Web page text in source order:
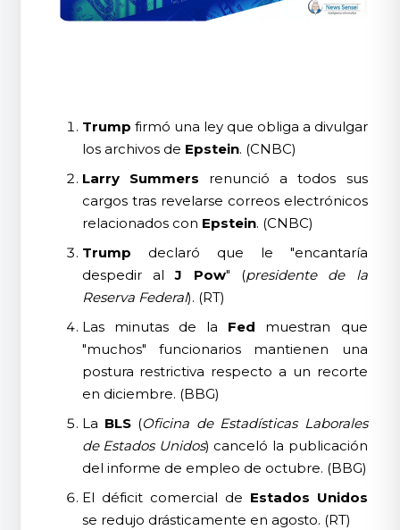
Trump firmó una ley que obliga a divulgar
los archivos de Epstein. (CNBC)
Larry Summers renunció a todos sus
cargos tras revelarse correos electrónicos
relacionados con Epstein. (CNBC)
Trump declaró que le "encantaría
despedir alJ Pow" (presidente de la
Reserva Federal). (RT)
Las minutas de la Fed muestran que
"muchos" funcionarios mantienen una
postura restrictiva respecto a un recorte
en diciembre. (BBG)
La BLS(Oficina de Estadísticas Laborales
de Estados Unidos) canceló la publicación
del informe de empleo de octubre. (BBG)
El déficit comercial de Estados Unidos
se redujo drásticamente en agosto. (RT)